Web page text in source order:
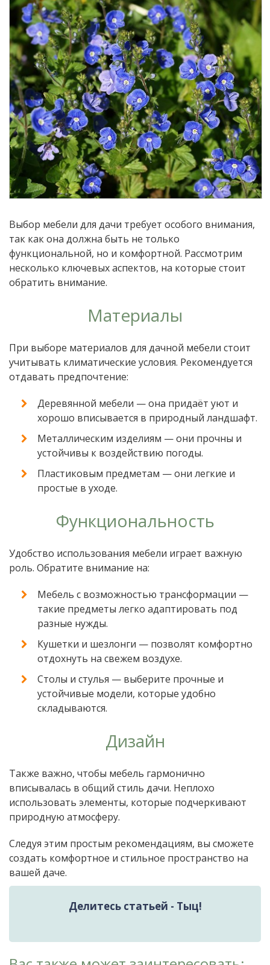
Выбор мебели для дачи требует особого внимания,
так как она должна быть не только
функциональной, но и комфортной. Рассмотрим
несколько ключевых аспектов, на которые стоит
обратить внимание.
Материалы
При выборе материалов для дачной мебели стоит
учитывать климатические условия. Рекомендуется
отдавать предпочтение:
Деревянной мебели — она придаёт уют и
хорошо вписывается в природный ландшафт.
Металлическим изделиям — они прочны и
устойчивы к воздействию погоды.
Пластиковым предметам — они легкие и
простые в уходе.
Функциональность
Удобство использования мебели играет важную
роль. Обратите внимание на:
Мебель с возможностью трансформации —
такие предметы легко адаптировать под
разные нужды.
Кушетки и шезлонги — позволят комфортно
отдохнуть на свежем воздухе.
Столы и стулья — выберите прочные и
устойчивые модели, которые удобно
складываются.
Дизайн
Также важно, чтобы мебель гармонично
вписывалась в общий стиль дачи. Неплохо
использовать элементы, которые подчеркивают
природную атмосферу.
Следуя этим простым рекомендациям, вы сможете
создать комфортное и стильное пространство на
вашей даче.
Делитесь статьей - Тыц!